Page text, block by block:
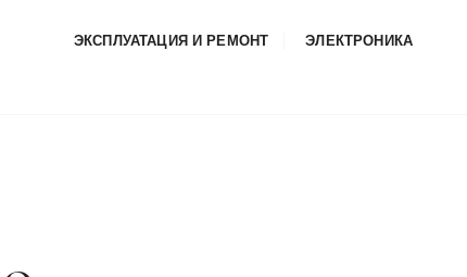
ЭКСПЛУАТАЦИЯ И РЕМОНТ ЭЛЕКТРОНИКА